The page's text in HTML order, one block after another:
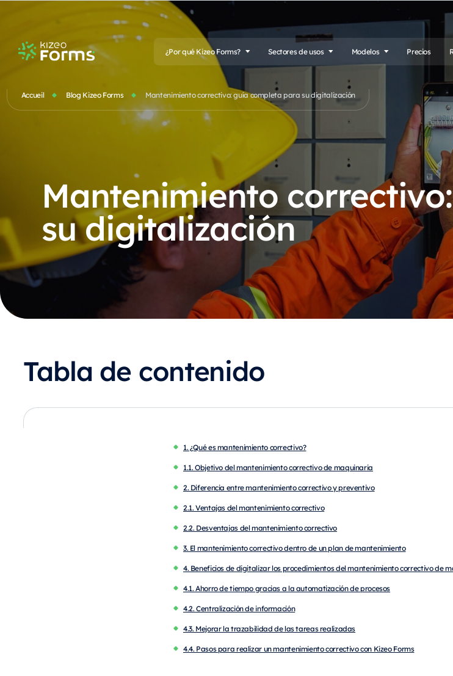
¿Por qué Kizeo Forms? Sectores de usos Modelos Precios
Accueil Blog Kizeo Forms Mantenimiento correctivo: guía completa para su digitalización
Mantenimiento
su digitalización
Tabla de contenido
1. ¿Qué es mantenimiento correctivo?
1.1. Objetivo del mantenimiento correctivo de maquinaria
2. Diferencia entre mantenimiento correctivo y preventivo
2.1. Ventajas del mantenimiento correctivo
2.2. Desventajas del mantenimiento correctivo
3. El mantenimiento correctivo dentro de un plan de mantenimiento
4. Beneficios de digitalizar los procedimientos del mantenimiento correctivo de
4.1. Ahorro de tiempo gracias a la automatización de procesos
4.2. Centralización de información
4.3. Mejorar la trazabilidad de las tareas realizadas
4.4. Pasos para realizar un mantenimiento correctivo con Kizeo Forms